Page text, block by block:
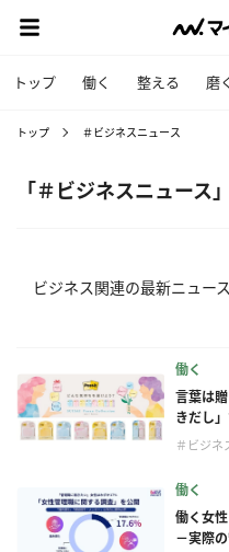
トップ 働く 整える 磨く
トップ ＃ビジネスニュース
「＃ビジネスニュース
ビジネス関連の最新ニュー
働く
言葉は
きだし
＃ビジネ
働く
働く女
－実際